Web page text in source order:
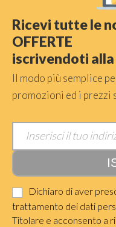
Ricevi tutte le
OFFERTE
iscrivendoti
Il modo più semplice
promozioni ed i prezzi
Dichiaro di aver
trattamento dei dati
Titolare e acconsento a